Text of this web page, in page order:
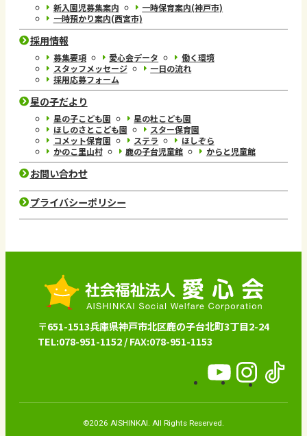
新入園児募集案内
一時保育案内(神戸市)
一時預かり案内(西宮市)
採用情報
募集要項 愛心会データ
働く環境
スタッフメッセージ
一日の流れ
採用応募フォーム
星の子だより
星の子こども園
星の杜こども園
ほしのさとこども園
スター保育園
コメット保育園
ステラ
ほしぞら
かのこ里山村
鹿の子台児童館 からと児童館
お問い合わせ
プライバシーポリシー
〒651-1513兵庫県神戸市北区鹿の子台北町3丁目2-24
TEL:078-951-1152 / FAX:078-951-1153
愛
愛
愛
©2026 AISHINKAI. All Rights Reserved.